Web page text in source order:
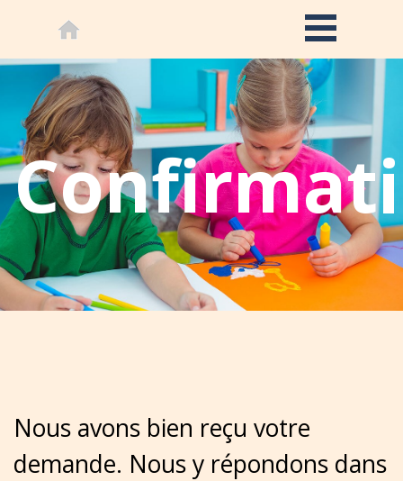
Nous avons bien reçu votre
demande. Nous y répondons dans